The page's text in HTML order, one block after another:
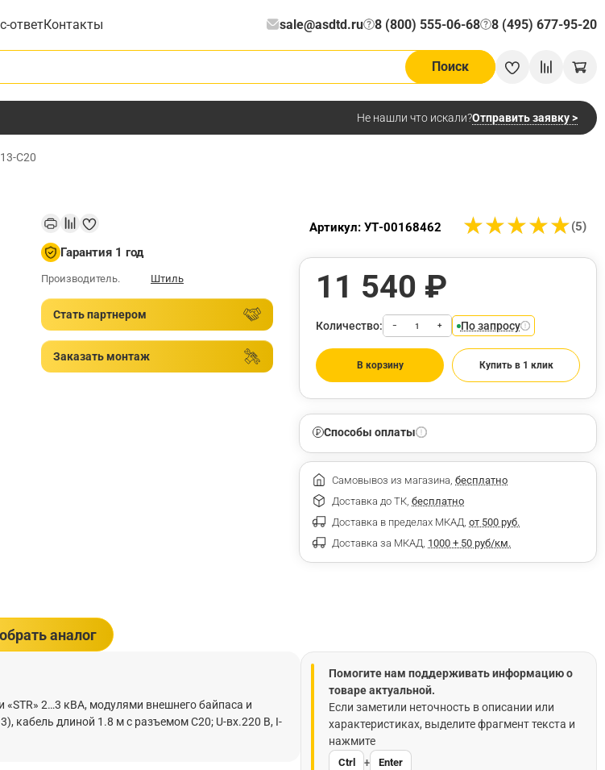
ответКонтакты sale@asdtd.ru 8 (800) 555-06-68
? 8 (495) 677-95-20
?
Поиск
Не нашли что искали?Отправить заявку >
C20
Гарантия 1 год
Производитель. Штиль
Стать партнером
Заказать монтаж
★★★★★
★★★★★(5)
Артикул: УТ-00168462
11 540 ₽
Количество: − + По запросу
В корзину Купить в 1 клик
Способы оплаты
Самовывоз из магазина, бесплатно
Доставка до ТК, бесплатно
Доставка в пределах МКАД, от 500 руб.
Доставка за МКАД, 1000 + 50 руб/км.
2…3 кВА, модулями внешнего байпаса и
кабель длиной 1.8 м с разъемом С20; U-вх.220 В, I-
Помогите нам поддерживать информацию о
товаре актуальной.
Если заметили неточность в описании или
характеристиках, выделите фрагмент текста и
нажмите
Ctrl + Enter
аналог